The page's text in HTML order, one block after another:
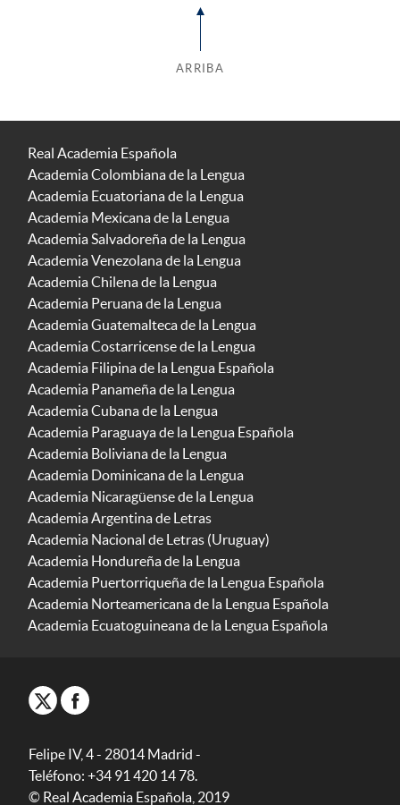
ARRIBA
Real Academia Española
Academia Colombiana de la Lengua
Academia Ecuatoriana de la Lengua
Academia Mexicana de la Lengua
Academia Salvadoreña de la Lengua
Academia Venezolana de la Lengua
Academia Chilena de la Lengua
Academia Peruana de la Lengua
Academia Guatemalteca de la Lengua
Academia Costarricense de la Lengua
Academia Filipina de la Lengua Española
Academia Panameña de la Lengua
Academia Cubana de la Lengua
Academia Paraguaya de la Lengua Española
Academia Boliviana de la Lengua
Academia Dominicana de la Lengua
Academia Nicaragüense de la Lengua
Academia Argentina de Letras
Academia Nacional de Letras (Uruguay)
Academia Hondureña de la Lengua
Academia Puertorriqueña de la Lengua Española
Academia Norteamericana de la Lengua Española
Academia Ecuatoguineana de la Lengua Española
Felipe IV, 4 - 28014 Madrid -
Teléfono: +34 91 420 14 78.
© Real Academia Española, 2019